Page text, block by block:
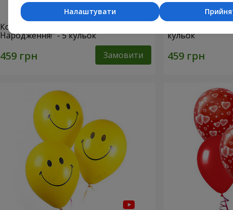
Колекція кульок "З Днем
Народження!" - 5 кульок
Замовити
Колекція
кульок
Налаштувати